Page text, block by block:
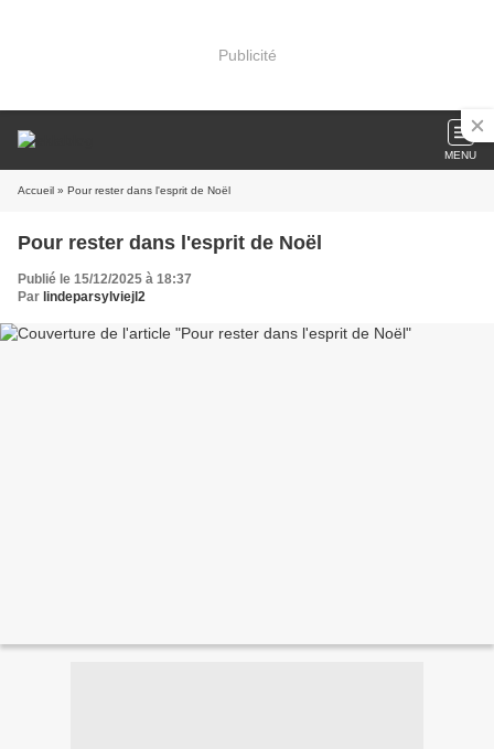
Publicité
MENU
Accueil » Pour rester dans l'esprit de Noël
Pour rester dans l'esprit de Noël
Publié le 15/12/2025 à 18:37
Par lindeparsylviejl2